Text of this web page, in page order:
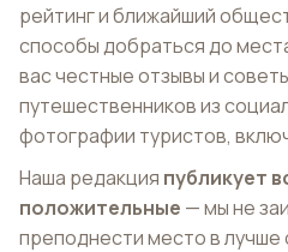
рейтинг и ближайший
способы добраться до
вас честные отзывы и
путешественников из
фотографии туристов,
Наша редакция публикует
положительные — мы не
преподнести место в лучше